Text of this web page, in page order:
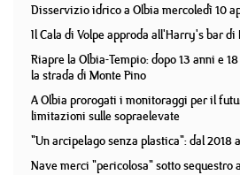
Disservizio idrico a Olbia mercoledì 10
Il Cala di Volpe approda all'Harry's bar di
Riapre la Olbia-Tempio: dopo 13 anni e
la strada di Monte Pino
A Olbia prorogati i monitoraggi per il
limitazioni sulle sopraelevate
"Un arcipelago senza plastica": dal
Nave merci "pericolosa" sotto sequestro